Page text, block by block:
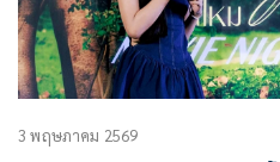
3 พฤษภาคม 2569